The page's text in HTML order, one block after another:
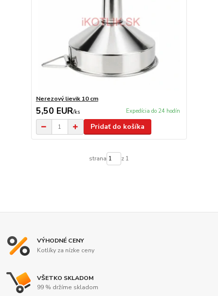
Nerezový lievik 10 cm
5,50 EUR/ks Expedícia do 24 hodín
Pridať do košíka
strana z 1
VÝHODNÉ CENY
Kotlíky za nízke ceny
VŠETKO SKLADOM
99 % držíme skladom